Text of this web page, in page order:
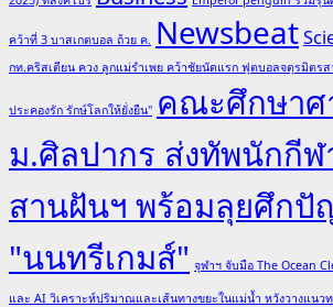
คว้าที่ 3 บาสเกตบอล ถ้วย ค. Newsbeat
กท.คริสเตียน ควง ลูกแม่รำเพย คว้าชัยนัดแรก ฟุตบอลจตุรมิตร
ประคองรัก รักษ์โลกให้ยั่งยืน" คณะศึกษาศ
ม.ศิลปากร ส่งทัพนักกีฬ
สานฝันฯ พร้อมลุยศึก
"นนทรีเกมส์" จุฬาฯ จับมือ The Ocean
และ AI วิเคราะห์ปริมาณและเส้นทางขยะในแม่น้ำ หวังวางแนว